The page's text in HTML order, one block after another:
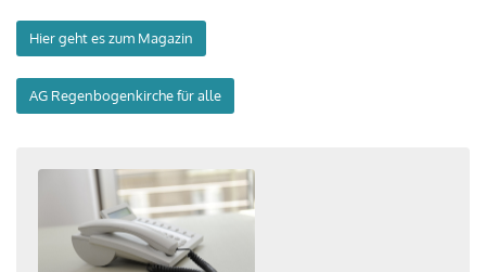
Hier geht es zum Magazin
AG Regenbogenkirche für alle